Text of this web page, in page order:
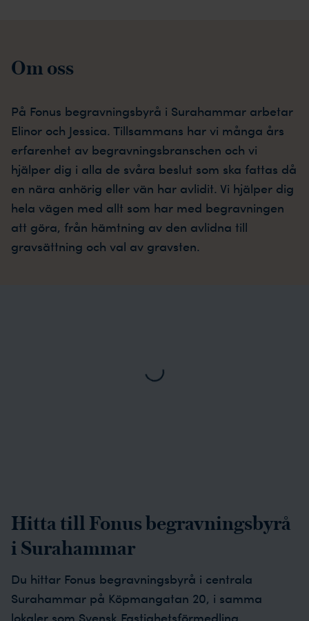
Om oss
På Fonus begravningsbyrå i Surahammar arbetar
Elinor och Jessica. Tillsammans har vi många års
erfarenhet av begravningsbranschen och vi
hjälper dig i alla de svåra beslut som ska fattas då
en nära anhörig eller vän har avlidit. Vi hjälper dig
hela vägen med allt som har med begravningen
att göra, från hämtning av den avlidna till
gravsättning och val av gravsten.
Loading...
Hitta till Fonus begravningsbyrå
i Surahammar
Du hittar Fonus begravningsbyrå i centrala
Surahammar på Köpmangatan 20, i samma
lokaler som Svensk Fastighetsförmedling.